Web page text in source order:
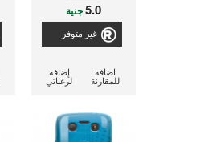
5.0جنية
غير متوفر
إضافة
لرغباتي
اضافة
للمقارنة